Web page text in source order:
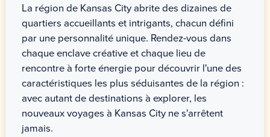
La région de Kansas City abrite des dizaines de
quartiers accueillants et intrigants, chacun défini
par une personnalité unique. Rendez-vous dans
chaque enclave créative et chaque lieu de
rencontre à forte énergie pour découvrir l'une des
caractéristiques les plus séduisantes de la région :
avec autant de destinations à explorer, les
nouveaux voyages à Kansas City ne s'arrêtent
jamais.